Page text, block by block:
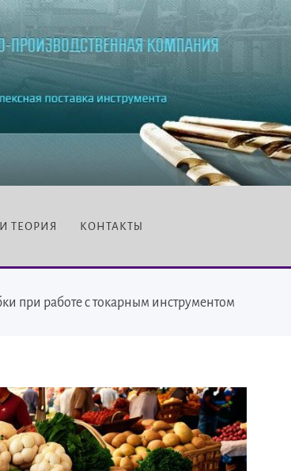
ТЕОРИЯ КОНТАКТЫ
при работе с токарным инструментом